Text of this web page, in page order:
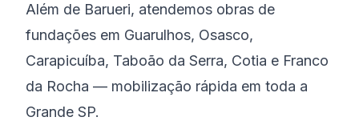
Além de Barueri, atendemos obras de
fundações em Guarulhos, Osasco,
Carapicuíba, Taboão da Serra, Cotia e Franco
da Rocha — mobilização rápida em toda a
Grande SP.